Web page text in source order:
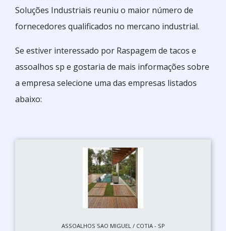
Soluções Industriais reuniu o maior número de
fornecedores qualificados no mercano industrial.
Se estiver interessado por Raspagem de tacos e
assoalhos sp e gostaria de mais informações sobre
a empresa selecione uma das empresas listados
abaixo:
ASSOALHOS SAO MIGUEL / COTIA - SP